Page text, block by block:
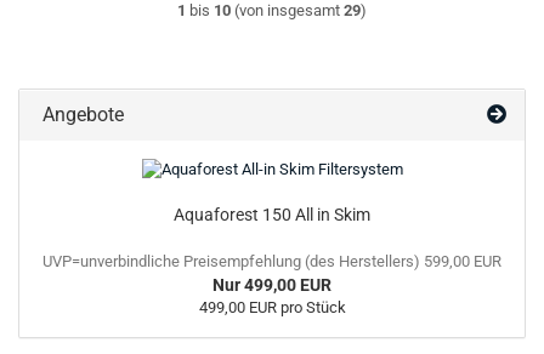
1 bis 10 (von insgesamt 29)
Angebote
Aquaforest 150 All in Skim
UVP=unverbindliche Preisempfehlung (des Herstellers) 599,00 EUR
Nur 499,00 EUR
499,00 EUR pro Stück